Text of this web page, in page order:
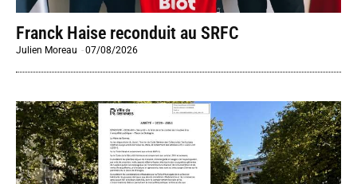
Franck Haise reconduit au SRFC
Julien Moreau -07/08/2026